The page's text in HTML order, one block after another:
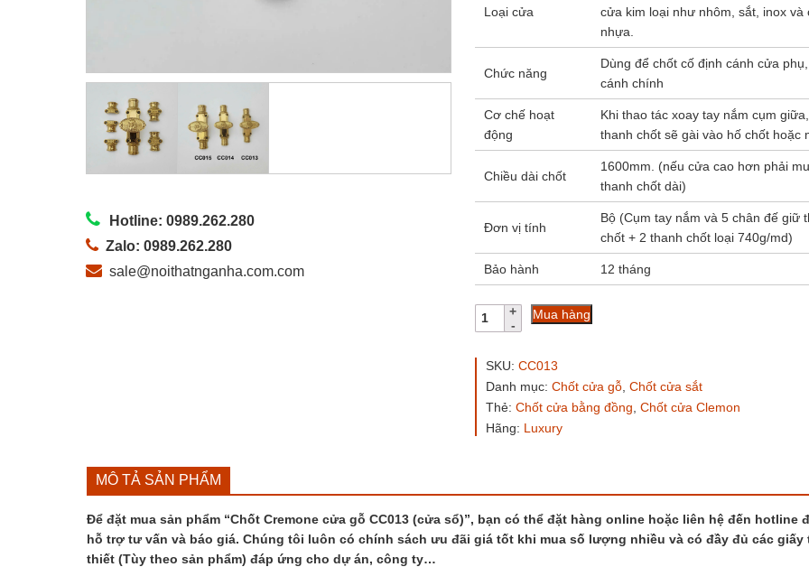
Hotline: 0989.262.280
Zalo: 0989.262.280
sale@noithatnganha.com.com
Loại cửa
cửa kim loại như nhôm, sắt, inox và
nhựa.
Chức năng
Dùng để chốt cố định cánh cửa
cánh chính
Cơ chế hoạt
động
Khi thao tác xoay tay nắm cụm
thanh chốt sẽ gài vào hố chốt hoặc
Chiều dài chốt
1600mm. (nếu cửa cao hơn phải
thanh chốt dài)
Đơn vị tính
Bộ (Cụm tay nắm và 5 chân đế giữ
chốt + 2 thanh chốt loại 740g/md)
Bảo hành 12 tháng
Chốt
Cremone
gỗ
(cửa
sổ)
số
Mua hàng
SKU: CC013
Danh mục: Chốt cửa gỗ, Chốt cửa sắt
Thẻ: Chốt cửa bằng đồng Chốt cửa Clemon
Hãng: Luxury
MÔ TẢ SẢN PHẨM
Để đặt mua sản phẩm “Chốt Cremone cửa gỗ CC013 (cửa sổ)”, bạn có thể đặt hàng online hoặc liên hệ đến hotline
hỗ trợ tư vấn và báo giá. Chúng tôi luôn có chính sách ưu đãi giá tốt khi mua số lượng nhiều và có đầy đủ các giấy
thiết (Tùy theo sản phẩm) đáp ứng cho dự án, công ty…